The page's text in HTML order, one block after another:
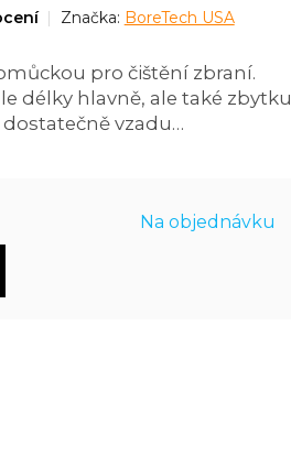
Značka: BoreTech USA
Na objednávku
pro čištění zbraní.
délky hlavně, ale také zbytku
vzadu…